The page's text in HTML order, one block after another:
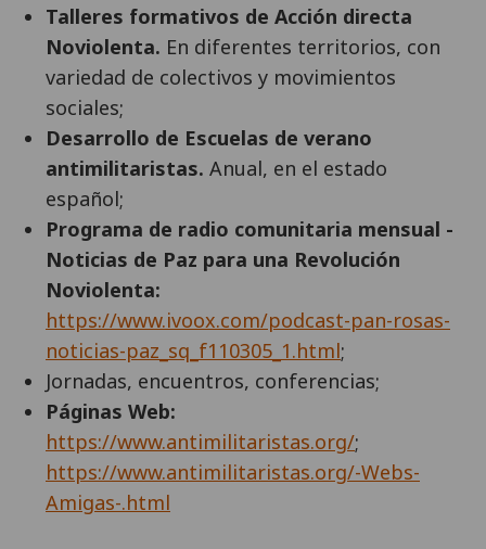
Talleres formativos de Acción directa
Noviolenta. En diferentes territorios, con
variedad de colectivos y movimientos
sociales;
Desarrollo de Escuelas de verano
antimilitaristas. Anual, en el estado
español;
Programa de radio comunitaria mensual -
Noticias de Paz para una Revolución
Noviolenta:
https://www.ivoox.com/podcast-pan-rosas-
noticias-paz_sq_f110305_1.html;
Jornadas, encuentros, conferencias;
Páginas Web:
https://www.antimilitaristas.org/;
https://www.antimilitaristas.org/-Webs-
Amigas-.html